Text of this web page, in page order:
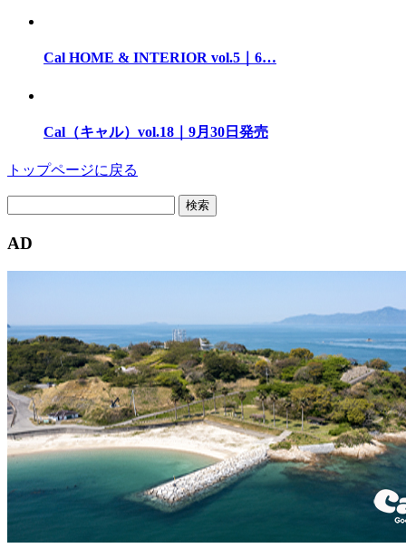
Cal HOME & INTERIOR vol.5｜6…
Cal（キャル）vol.18｜9月30日発売
トップページに戻る
AD